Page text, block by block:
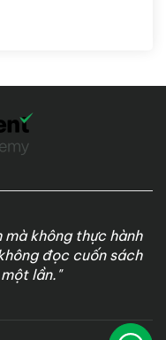
không thực hành
đọc cuốn sách
lần."